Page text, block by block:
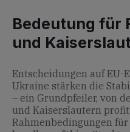
Bedeutung für
und
Entscheidungen auf EU-
Ukraine stärken die
– ein Grundpfeiler, von
und Kaiserslautern
Rahmenbedingungen